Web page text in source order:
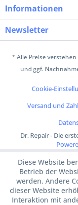
Informationen
Newsletter
* Alle Preise
und ggf.
Cookie-
Versand und
Dr. Repair - Die
Diese Website
Betrieb der
werden. Andere
dieser Website
Interaktion mit